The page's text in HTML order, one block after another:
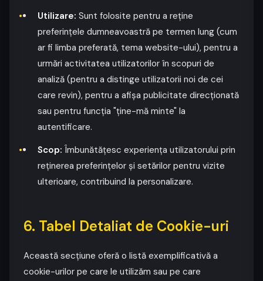
Utilizare: Sunt folosite pentru a reține
preferințele dumneavoastră pe termen lung (cum
ar fi limba preferată, tema website-ului), pentru a
urmări activitatea utilizatorilor în scopuri de
analiză (pentru a distinge utilizatorii noi de cei
care revin), pentru a afișa publicitate direcționată
sau pentru funcția "ține-mă minte" la
autentificare.
Scop: Îmbunătățesc experiența utilizatorului prin
reținerea preferințelor și setărilor pentru vizite
ulterioare, contribuind la personalizare.
6. Tabel Detaliat de Cookie-uri
Această secțiune oferă o listă exemplificativă a
cookie-urilor pe care le utilizăm sau pe care